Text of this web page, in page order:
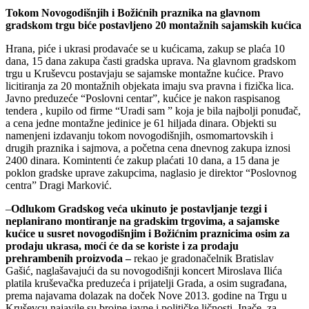
Tokom Novogodišnjih i Božićnih praznika na glavnom
gradskom trgu biće postavljeno 20 montažnih sajamskih kućica
Hrana, piće i ukrasi prodavaće se u kućicama, zakup se plaća 10
dana, 15 dana zakupa časti gradska uprava. Na glavnom gradskom
trgu u Kruševcu postavjaju se sajamske montažne kućice. Pravo
licitiranja za 20 montažnih objekata imaju sva pravna i fizička lica.
Javno preduzeće “Poslovni centar”, kućice je nakon raspisanog
tendera , kupilo od firme “Uradi sam ” koja je bila najbolji ponuđač,
a cena jedne montažne jedinice je 61 hiljada dinara. Objekti su
namenjeni izdavanju tokom novogodišnjih, osmomartovskih i
drugih praznika i sajmova, a početna cena dnevnog zakupa iznosi
2400 dinara. Komintenti će zakup plaćati 10 dana, a 15 dana je
poklon gradske uprave zakupcima, naglasio je direktor “Poslovnog
centra” Dragi Marković.
–Odlukom Gradskog veća ukinuto je postavljanje tezgi i
neplanirano montiranje na gradskim trgovima, a sajamske
kućice u susret novogodišnjim i Božićnim praznicima osim za
prodaju ukrasa, moći će da se koriste i za prodaju
prehrambenih proizvoda –rekao je gradonačelnik Bratislav
Gašić, naglašavajući da su novogodišnji koncert Miroslava Ilića
platila kruševačka preduzeća i prijatelji Grada, a osim sugrađana,
prema najavama dolazak na doček Nove 2013. godine na Trgu u